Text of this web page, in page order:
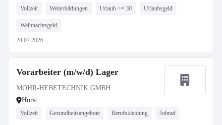
Vollzeit Weiterbildungen Urlaub >= 30 Urlaubsgeld
Weihnachtsgeld
24.07.2026
Vorarbeiter (m/w/d) Lager
MOHR-HEBETECHNIK GMBH
Horst
Vollzeit Gesundheitsangebote Berufskleidung Jobrad